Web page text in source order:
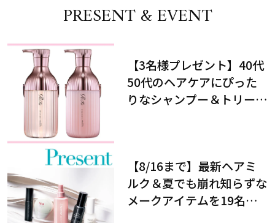
PRESENT & EVENT
【3名様プレゼント】40代
50代のヘアケアにぴった
りなシャンプー＆トリート
【8/16まで】最新ヘアミ
ルク＆夏でも崩れ知らずな
メークアイテムを19名様